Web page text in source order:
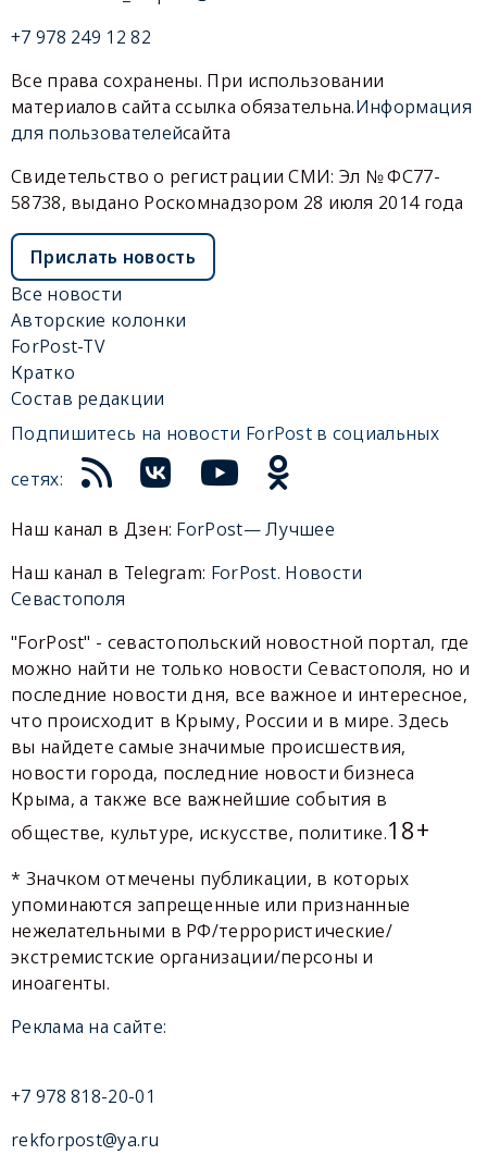
+7 978 249 12 82
Все права сохранены. При использовании
материалов сайта ссылка обязательна.Информация
для пользователейсайта
Свидетельство о регистрации СМИ: Эл № ФС77-
58738, выдано Роскомнадзором 28 июля 2014 года
Прислать новость
Все новости
Авторские колонки
ForPost-TV
Кратко
Состав редакции
Подпишитесь на новости ForPost в социальных
сетях:
Наш канал в Дзен: ForPost— Лучшее
Наш канал в Telegram: ForPost. Новости
Севастополя
"ForPost" - севастопольский новостной портал, где
можно найти не только новости Севастополя, но и
последние новости дня, все важное и интересное,
что происходит в Крыму, России и в мире. Здесь
вы найдете самые значимые происшествия,
новости города, последние новости бизнеса
Крыма, а также все важнейшие события в
обществе, культуре, искусстве, политике.18+
* Значком отмечены публикации, в которых
упоминаются запрещенные или признанные
нежелательными в РФ/террористические/
экстремистские организации/персоны и
иноагенты.
Реклама на сайте:
+7 978 818-20-01
rekforpost@ya.ru